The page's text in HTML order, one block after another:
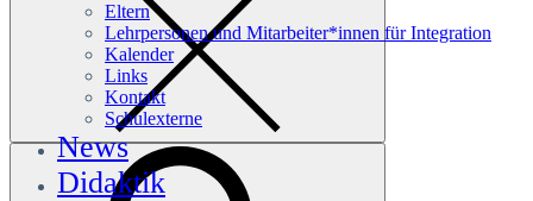
Eltern
Lehrpersonen und Mitarbeiter*innen für Integration
Kalender
Links
Kontakt
Schulexterne
News
Didaktik